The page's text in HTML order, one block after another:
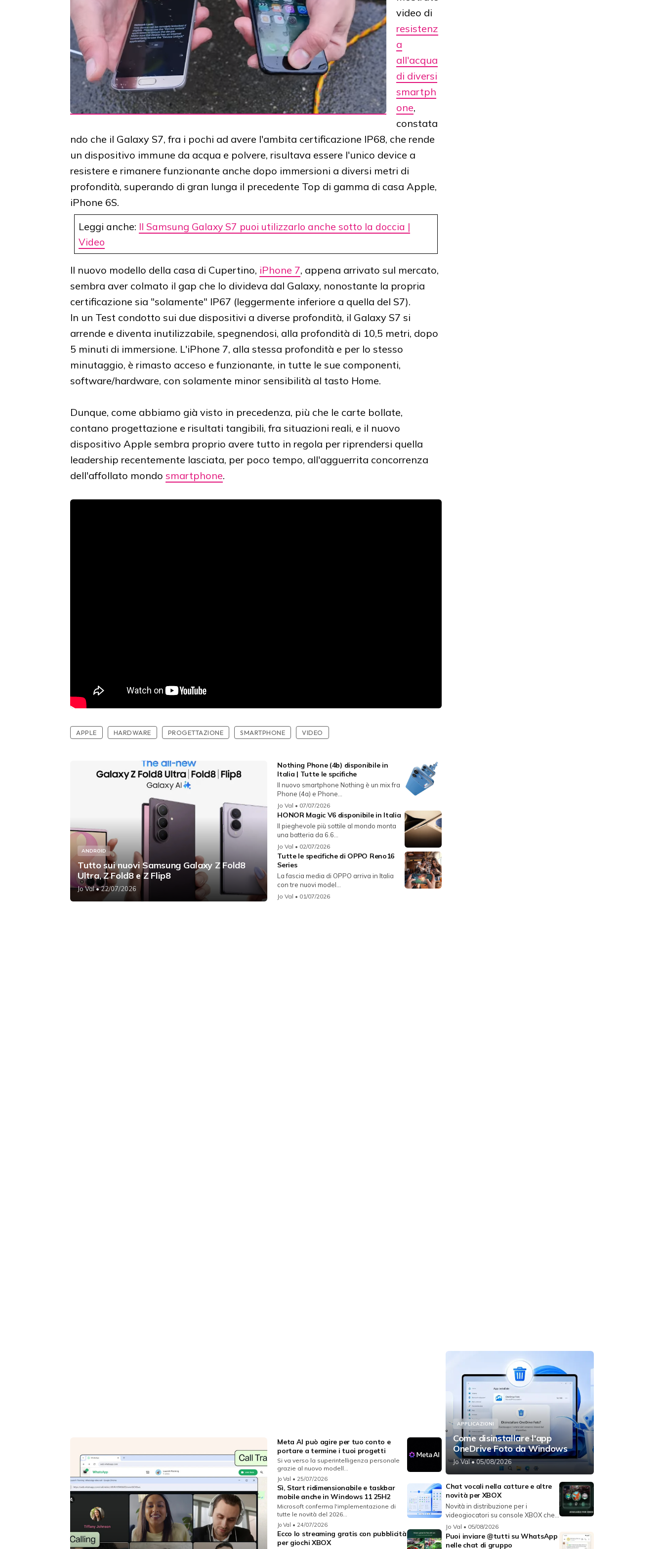
video di
resistenz
a
all'acqua
di diversi
smartph
one,
constata
ndo che il Galaxy S7, fra i pochi ad avere l'ambita certificazione IP68, che rende
un dispositivo immune da acqua e polvere, risultava essere l'unico device a
resistere e rimanere funzionante anche dopo immersioni a diversi metri di
profondità, superando di gran lunga il precedente Top di gamma di casa Apple,
iPhone 6S.
Leggi anche: Il Samsung Galaxy S7 puoi utilizzarlo anche sotto la doccia |
Video
Il nuovo modello della casa di Cupertino, iPhone 7, appena arrivato sul mercato,
sembra aver colmato il gap che lo divideva dal Galaxy, nonostante la propria
certificazione sia "solamente" IP67 (leggermente inferiore a quella del S7).
In un Test condotto sui due dispositivi a diverse profondità, il Galaxy S7 si
arrende e diventa inutilizzabile, spegnendosi, alla profondità di 10,5 metri, dopo
5 minuti di immersione. L'iPhone 7, alla stessa profondità e per lo stesso
minutaggio, è rimasto acceso e funzionante, in tutte le sue componenti,
software/hardware, con solamente minor sensibilità al tasto Home.
Dunque, come abbiamo già visto in precedenza, più che le carte bollate,
contano progettazione e risultati tangibili, fra situazioni reali, e il nuovo
dispositivo Apple sembra proprio avere tutto in regola per riprendersi quella
leadership recentemente lasciata, per poco tempo, all'agguerrita concorrenza
dell'affollato mondo smartphone.
APPLE HARDWARE PROGETTAZIONE SMARTPHONE VIDEO
ANDROID
Tutto sui nuovi Samsung Galaxy Z Fold8
Ultra, Z Fold8 e Z Flip8
Jo Val• 22/07/2026
Nothing Phone (4b) disponibile in
Italia | Tutte le spcifiche
Il nuovo smartphone Nothing è un mix fra
Phone (4a) e Phone...
Jo Val • 07/07/2026
HONOR Magic V6 disponibile in Italia
Il pieghevole più sottile al mondo monta
una batteria da 6.6...
Jo Val • 02/07/2026
Tutte le specifiche di OPPO Reno16
Series
La fascia media di OPPO arriva in Italia
con tre nuovi model...
Jo Val • 01/07/2026
Meta AI può agire per tuo conto e
portare a termine i tuoi progetti
Si va verso la superintelligenza personale
grazie al nuovo modell...
Jo Val • 25/07/2026
Sì, Start ridimensionabile e taskbar
mobile anche in Windows 11 25H2
Microsoft conferma l'implementazione di
tutte le novità del 2026...
Jo Val • 24/07/2026
Ecco lo streaming gratis con pubblicità
per giochi XBOX
APPLICAZIONI
Come disinstallare l'app
OneDrive Foto da Windows
Jo Val• 05/08/2026
Chat vocali nella catture e altre
novità per XBOX
Novità in distribuzione per i
videogiocatori su console XBOX che
migli...
Jo Val • 05/08/2026
Puoi inviare @tutti su WhatsApp
nelle chat di gruppo